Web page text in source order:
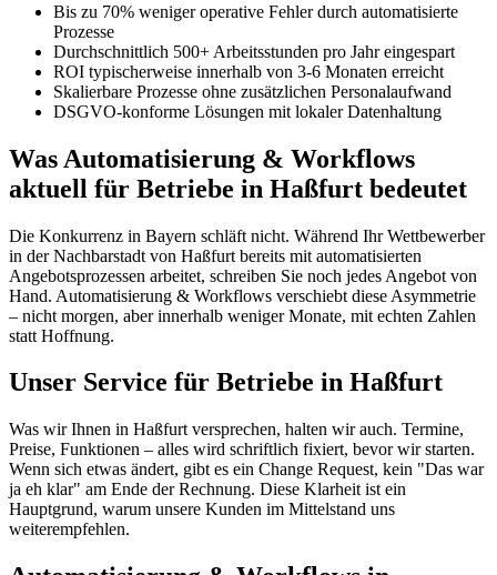
Bis zu 70% weniger operative Fehler durch automatisierte
Prozesse
Durchschnittlich 500+ Arbeitsstunden pro Jahr eingespart
ROI typischerweise innerhalb von 3-6 Monaten erreicht
Skalierbare Prozesse ohne zusätzlichen Personalaufwand
DSGVO-konforme Lösungen mit lokaler Datenhaltung
Was Automatisierung & Workflows
aktuell für Betriebe in Haßfurt bedeutet
Die Konkurrenz in Bayern schläft nicht. Während Ihr Wettbewerber
in der Nachbarstadt von Haßfurt bereits mit automatisierten
Angebotsprozessen arbeitet, schreiben Sie noch jedes Angebot von
Hand. Automatisierung & Workflows verschiebt diese Asymmetrie
– nicht morgen, aber innerhalb weniger Monate, mit echten Zahlen
statt Hoffnung.
Unser Service für Betriebe in Haßfurt
Was wir Ihnen in Haßfurt versprechen, halten wir auch. Termine,
Preise, Funktionen – alles wird schriftlich fixiert, bevor wir starten.
Wenn sich etwas ändert, gibt es ein Change Request, kein "Das war
ja eh klar" am Ende der Rechnung. Diese Klarheit ist ein
Hauptgrund, warum unsere Kunden im Mittelstand uns
weiterempfehlen.